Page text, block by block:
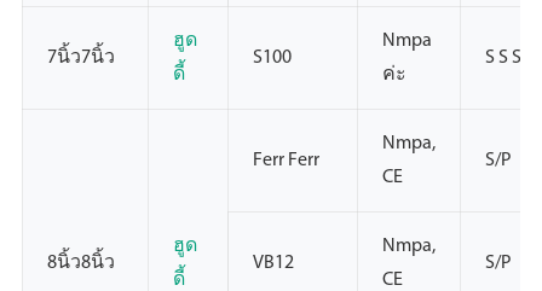
7นิ้ว7นิ้ว
ฮูด
ดี้
S100
Nmpa
ค่ะ
S S S
8นิ้ว8นิ้ว
ฮูด
ดี้
Ferr Ferr
Nmpa,
CE
S/P
VB12
Nmpa,
CE
S/P